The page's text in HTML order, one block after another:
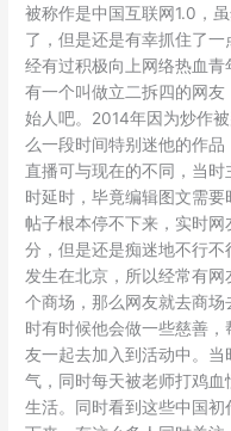
被称作是中国互联网1.0，
了，但是还是有幸抓住了
经有过积极向上网络热血青
有一个叫做立二拆四的网
始人吧。2014年因为炒作
么一段时间特别迷他的作
直播可与现在的不同，当
时延时，毕竟编辑图文需
帖子根本停不下来，实时
分，但是还是痴迷地不行
发生在北京，所以经常有
个商场，那么网友就去商
时有时候他会做一些慈善
友一起去加入到活动中。
气，同时每天被老师打鸡
生活。同时看到这些中国